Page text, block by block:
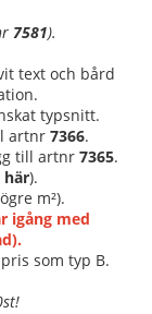
7581).
text och bård
typsnitt.
artnr 7366.
till artnr 7365.
här).
m²).
igång med
som typ B.